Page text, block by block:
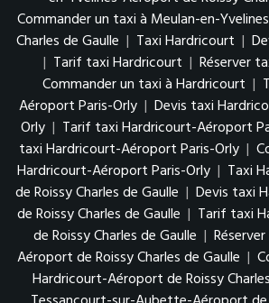
Commander un taxi à Meulan-en-
Charles de Gaulle | Taxi Hardricourt |
| Tarif taxi Hardricourt | Réserver
Commander un taxi à Hardricourt |
Aéroport Paris-Orly | Devis taxi
Orly | Tarif taxi Hardricourt-Aéroport
taxi Hardricourt-Aéroport Paris-Orly |
Hardricourt-Aéroport Paris-Orly | Taxi
de Roissy Charles de Gaulle | Devis taxi
de Roissy Charles de Gaulle | Tarif taxi
de Roissy Charles de Gaulle |
Aéroport de Roissy Charles de Gaulle |
Hardricourt-Aéroport de Roissy